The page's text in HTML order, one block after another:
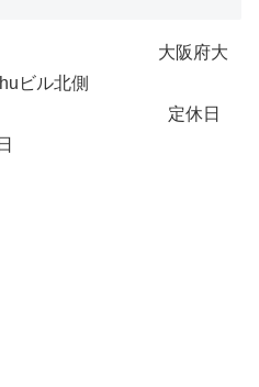
大阪府大
ビル北側
日